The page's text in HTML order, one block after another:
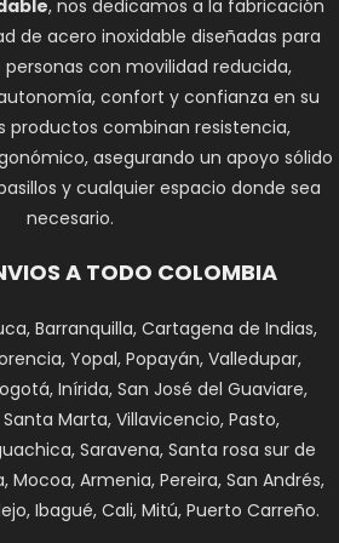
, nos dedicamos a la fabricación
de acero inoxidable diseñadas para
con movilidad reducida,
confort y confianza en su
productos combinan resistencia,
asegurando un apoyo sólido
y cualquier espacio donde sea
necesario.
A TODO COLOMBIA
Barranquilla, Cartagena de Indias,
Yopal, Popayán, Valledupar,
Inírida, San José del Guaviare,
Marta, Villavicencio, Pasto,
Saravena, Santa rosa sur de
Mocoa, Armenia, Pereira, San Andrés,
Ibagué, Cali, Mitú, Puerto Carreño.